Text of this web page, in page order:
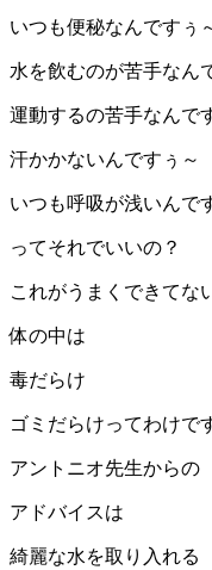
いつも便秘なんですぅ
水を飲むのが苦手なん
運動するの苦手なんで
汗かかないんですぅ～
いつも呼吸が浅いんで
ってそれでいいの？
これがうまくできてな
体の中は
毒だらけ
ゴミだらけってわけで
アントニオ先生からの
アドバイスは
綺麗な水を取り入れる